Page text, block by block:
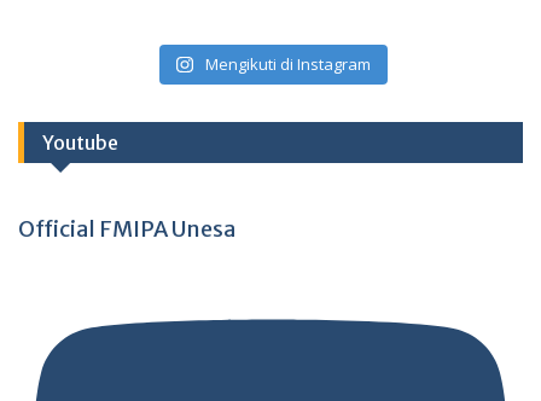
Mengikuti di Instagram
Youtube
Official FMIPA Unesa